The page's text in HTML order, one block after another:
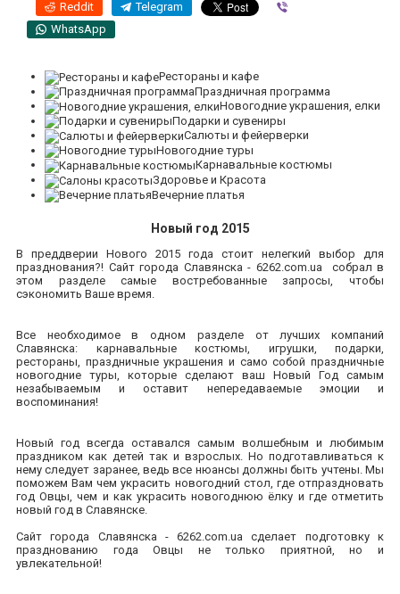
Reddit Telegram
WhatsApp
Рестораны и кафе
Праздничная программа
Новогодние украшения, елки
Подарки и сувениры
Салюты и фейерверки
Новогодние туры
Карнавальные костюмы
Здоровье и Красота
Вечерние платья
Новый год 2015
В преддверии Нового 2015 года стоит нелегкий выбор для
празднования?! Сайт города Славянска - 6262.com.ua собрал в
этом разделе самые востребованные запросы, чтобы
сэкономить Ваше время.
Все необходимое в одном разделе от лучших компаний
Славянска: карнавальные костюмы, игрушки, подарки,
рестораны, праздничные украшения и само собой праздничные
новогодние туры, которые сделают ваш Новый Год самым
незабываемым и оставит непередаваемые эмоции и
воспоминания!
Новый год всегда оставался самым волшебным и любимым
праздником как детей так и взрослых. Но подготавливаться к
нему следует заранее, ведь все нюансы должны быть учтены. Мы
поможем Вам чем украсить новогодний стол, где отпраздновать
год Овцы, чем и как украсить новогоднюю ёлку и где отметить
новый год в Славянске.
Сайт города Славянска - 6262.com.ua сделает подготовку к
празднованию года Овцы не только приятной, но и
увлекательной!